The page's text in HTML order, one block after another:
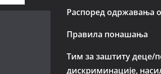
Распоред одржавања
Правила понашања
Тим за заштиту деце/
дискриминације,